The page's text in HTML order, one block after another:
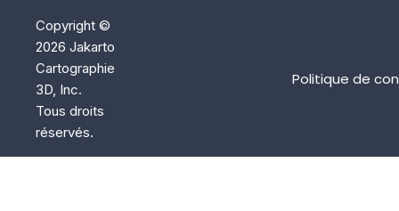
Copyright ©
2026 Jakarto
Cartographie
3D, Inc.
Tous droits
réservés.
Politique de